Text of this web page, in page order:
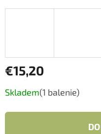
€15,20
Jednotková
cena:
Skladem(1 balenie)